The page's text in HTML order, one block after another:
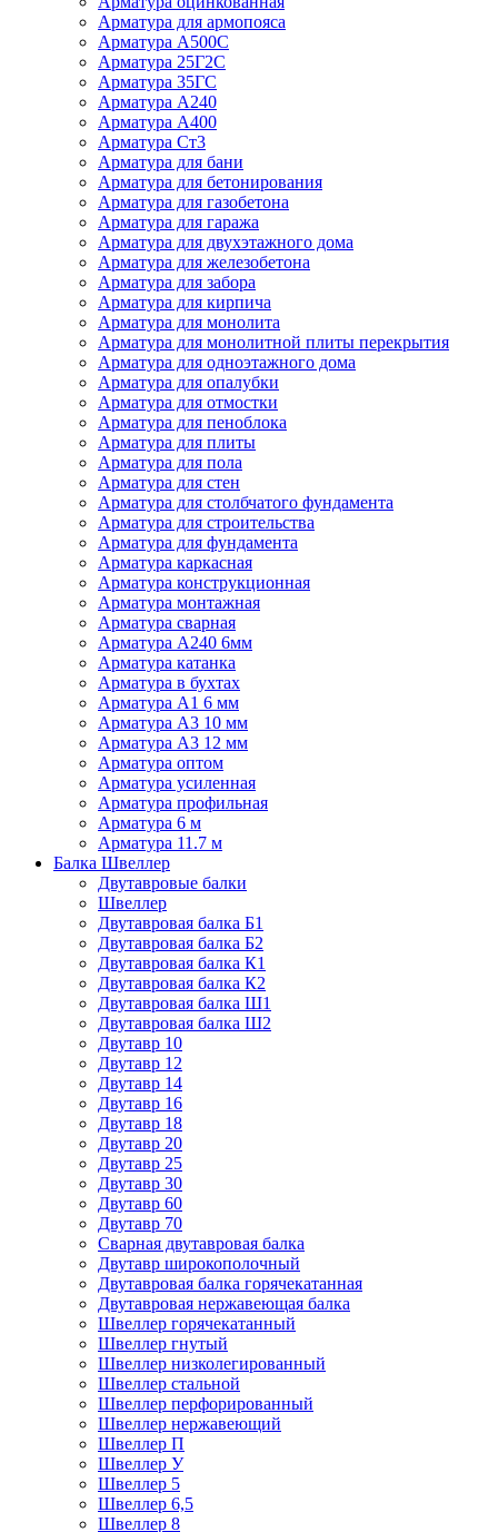
Арматура для армопояса
Арматура A500С
Арматура 25Г2С
Арматура 35ГС
Арматура А240
Арматура А400
Арматура Ст3
Арматура для бани
Арматура для бетонирования
Арматура для газобетона
Арматура для гаража
Арматура для двухэтажного дома
Арматура для железобетона
Арматура для забора
Арматура для кирпича
Арматура для монолита
Арматура для монолитной плиты перекрытия
Арматура для одноэтажного дома
Арматура для опалубки
Арматура для отмостки
Арматура для пеноблока
Арматура для плиты
Арматура для пола
Арматура для стен
Арматура для столбчатого фундамента
Арматура для строительства
Арматура для фундамента
Арматура каркасная
Арматура конструкционная
Арматура монтажная
Арматура сварная
Арматура А240 6мм
Арматура катанка
Арматура в бухтах
Арматура А1 6 мм
Арматура А3 10 мм
Арматура А3 12 мм
Арматура оптом
Арматура усиленная
Арматура профильная
Арматура 6 м
Арматура 11.7 м
Балка Швеллер
Двутавровые балки
Швеллер
Двутавровая балка Б1
Двутавровая балка Б2
Двутавровая балка К1
Двутавровая балка К2
Двутавровая балка Ш1
Двутавровая балка Ш2
Двутавр 10
Двутавр 12
Двутавр 14
Двутавр 16
Двутавр 18
Двутавр 20
Двутавр 25
Двутавр 30
Двутавр 60
Двутавр 70
Сварная двутавровая балка
Двутавр широкополочный
Двутавровая балка горячекатанная
Двутавровая нержавеющая балка
Швеллер горячекатанный
Швеллер гнутый
Швеллер низколегированный
Швеллер стальной
Швеллер перфорированный
Швеллер нержавеющий
Швеллер П
Швеллер У
Швеллер 5
Швеллер 6,5
Швеллер 8